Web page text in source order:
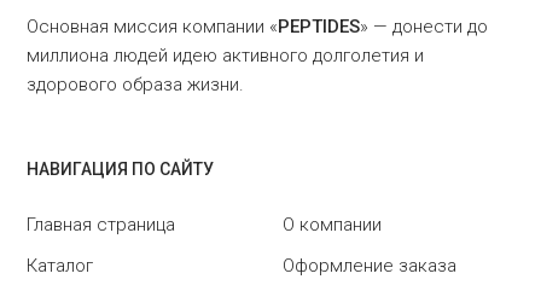
Основная миссия компании «PEPTIDES» — донести до
миллиона людей идею активного долголетия и
здорового образа жизни.
НАВИГАЦИЯ ПО САЙТУ
Главная страница
О компании
Каталог
Оформление заказа